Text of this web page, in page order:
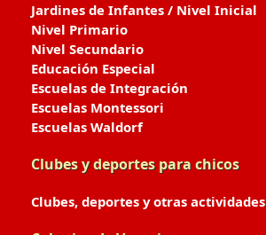
Jardines de Infantes / Nivel Inicial
Nivel Primario
Nivel Secundario
Educación Especial
Escuelas de Integración
Escuelas Montessori
Escuelas Waldorf
Clubes y deportes para chicos
Clubes, deportes y otras actividades